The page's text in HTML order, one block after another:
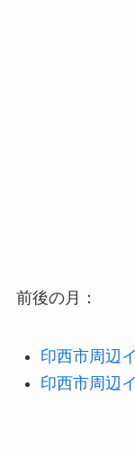
前後の月：
印西市周辺
印西市周辺